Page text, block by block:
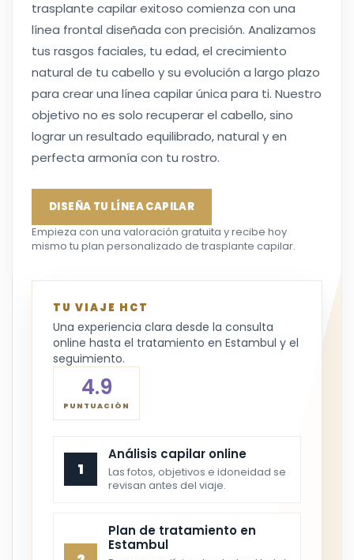
trasplante capilar exitoso comienza con una
línea frontal diseñada con precisión. Analizamos
tus rasgos faciales, tu edad, el crecimiento
natural de tu cabello y su evolución a largo plazo
para crear una línea capilar única para ti. Nuestro
objetivo no es solo recuperar el cabello, sino
lograr un resultado equilibrado, natural y en
perfecta armonía con tu rostro.
DISEÑA TU LÍNEA CAPILAR
Empieza con una valoración gratuita y recibe hoy
mismo tu plan personalizado de trasplante capilar.
TU VIAJE HCT
Una experiencia clara desde la consulta
online hasta el tratamiento en Estambul y el
seguimiento.
4.9
PUNTUACIÓN
1
Análisis capilar online
Las fotos, objetivos e idoneidad se
revisan antes del viaje.
Plan de tratamiento en
Estambul